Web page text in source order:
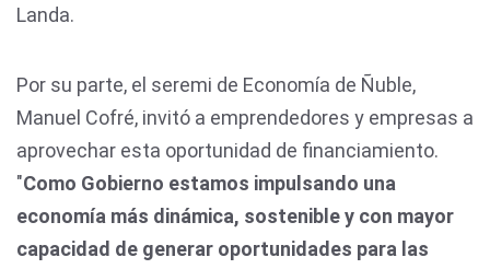
Landa.
Por su parte, el seremi de Economía de Ñuble,
Manuel Cofré, invitó a emprendedores y empresas a
aprovechar esta oportunidad de financiamiento.
"Como Gobierno estamos impulsando una
economía más dinámica, sostenible y con mayor
capacidad de generar oportunidades para las